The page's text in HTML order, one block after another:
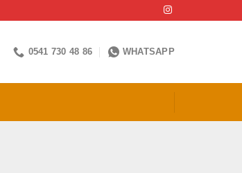
0541 730 48 86 WHATSAPP